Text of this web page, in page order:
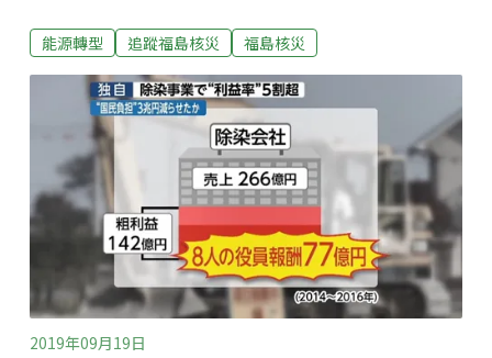
從福島核電20公里內的海灣抓到的黑晴平鮋，經過二次
半、ストロンチウム90），其中鍶的比例，高出官方核
食說明不少，突顯出官方說明的不確定性。
能源轉型 追蹤福島核災 福島核災
2019年09月19日